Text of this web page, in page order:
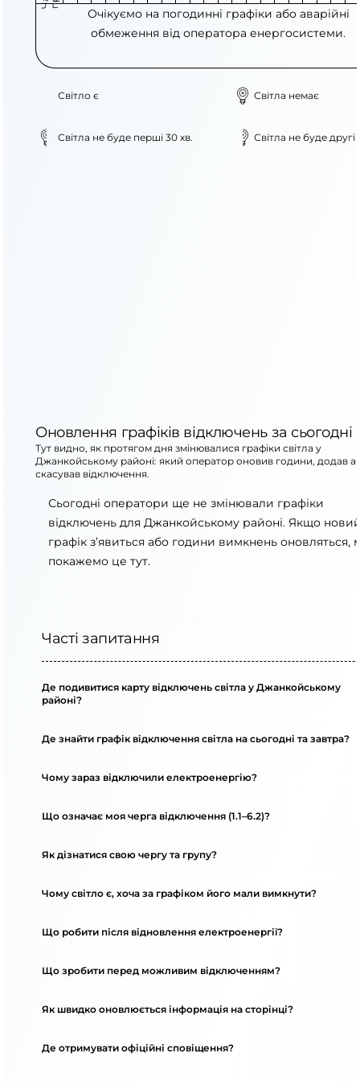
Очікуємо на погодинні графіки або аварійні
обмеження від оператора енергосистеми.
Світло є Світла немає
Світла не буде перші 30 хв. Світла не буде другі
Оновлення графіків відключень за сьогодні
Тут видно, як протягом дня змінювалися графіки світла у
Джанкойському районі: який оператор оновив години, додав
скасував відключення.
Сьогодні оператори ще не змінювали графіки
відключень для Джанкойському районі. Якщо
графік з’явиться або години вимкнень оновляться,
покажемо це тут.
Часті запитання
Де подивитися карту відключень світла у Джанкойському
районі?
Де знайти графік відключення світла на сьогодні та завтра?
Чому зараз відключили електроенергію?
Що означає моя черга відключення (1.1–6.2)?
Як дізнатися свою чергу та групу?
Чому світло є, хоча за графіком його мали вимкнути?
Що робити після відновлення електроенергії?
Що зробити перед можливим відключенням?
Як швидко оновлюється інформація на сторінці?
Де отримувати офіційні сповіщення?